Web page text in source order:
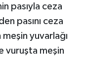
pasıyla ceza
pasını ceza
yuvarlağı
vuruşta meşin